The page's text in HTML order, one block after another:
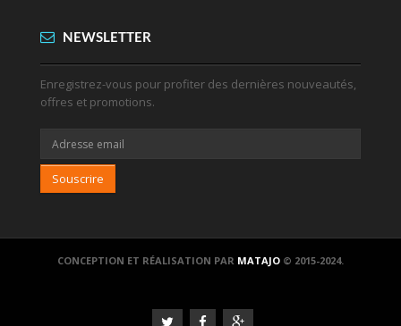
NEWSLETTER
Enregistrez-vous pour profiter des dernières nouveautés,
offres et promotions.
Souscrire
CONCEPTION ET RÉALISATION PAR MATAJO © 2015-2024.